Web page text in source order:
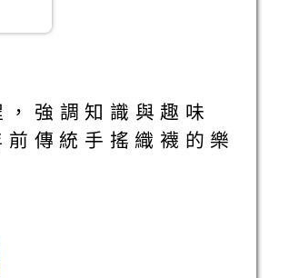
強調知識與趣味
傳統手搖織襪的樂